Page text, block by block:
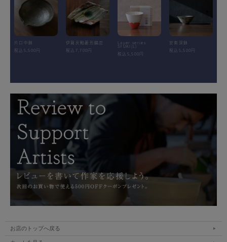
片口中鉢
税込5,500円
伊賀灰釉菱形鎬皿
税込7,700円
Layer.series
SYUKI(L)
税込5,500円
安南深鉢
税込5,500円
お店のトップへ戻る